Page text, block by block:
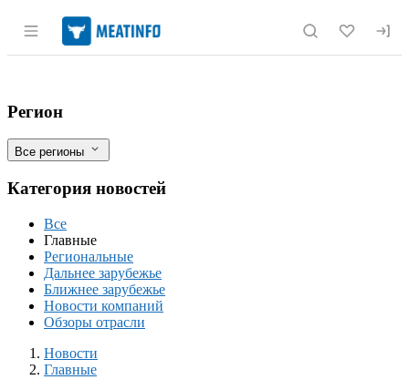
Раздел навигации по сайту
Объявление о внесении изменения в
Фильтры
Регион
Все регионы
Категория новостей
Все
Главные
Региональные
Дальнее зарубежье
Ближнее зарубежье
Новости компаний
Обзоры отрасли
Новости
Разделы
Новости
Главные